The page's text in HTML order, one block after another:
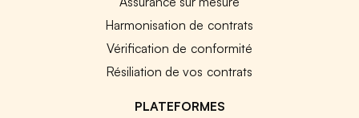
Harmonisation de contrats
Vérification de conformité
Résiliation de vos contrats
PLATEFORMES